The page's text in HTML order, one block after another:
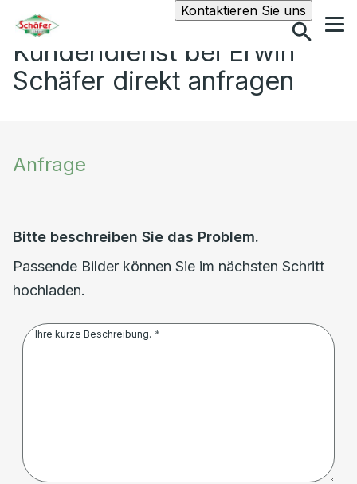
Kontaktieren Sie unsSuche
Kundendienst bei Erwin
Schäfer direkt anfragen
Anfrage
Bitte beschreiben Sie das Problem.
Passende Bilder können Sie im nächsten Schritt
hochladen.
Ihre kurze Beschreibung.